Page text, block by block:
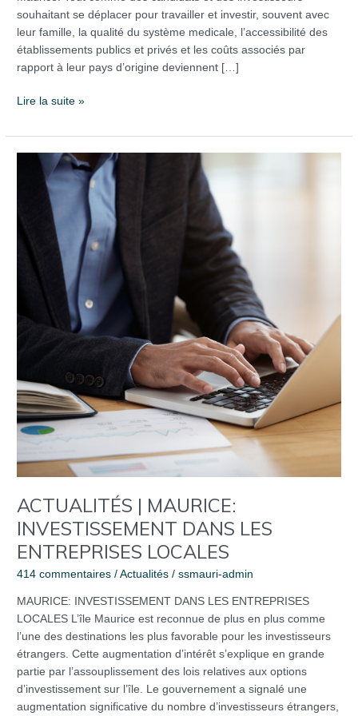
souhaitant se déplacer pour travailler et investir, souvent avec
leur famille, la qualité du système medicale, l’accessibilité des
établissements publics et privés et les coûts associés par
rapport à leur pays d’origine deviennent […]
Lire la suite »
ACTUALITÉS | MAURICE:
INVESTISSEMENT DANS LES
ENTREPRISES LOCALES
414 commentaires /Actualités /ssmauri-admin
MAURICE: INVESTISSEMENT DANS LES ENTREPRISES
LOCALES L’île Maurice est reconnue de plus en plus comme
l’une des destinations les plus favorable pour les investisseurs
étrangers. Cette augmentation d’intérêt s’explique en grande
partie par l’assouplissement des lois relatives aux options
d’investissement sur l’île. Le gouvernement a signalé une
augmentation significative du nombre d’investisseurs étrangers,
ACTUALITÉS
MAURICE:
INVESTISSEMENT
DANS
LES
ENTREPRISES
LOCALES